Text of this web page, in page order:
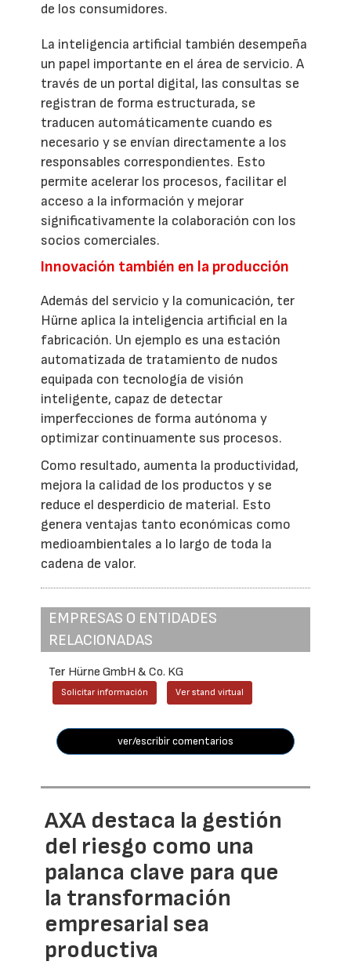
de los consumidores.
La inteligencia artificial también desempeña
un papel importante en el área de servicio. A
través de un portal digital, las consultas se
registran de forma estructurada, se
traducen automáticamente cuando es
necesario y se envían directamente a los
responsables correspondientes. Esto
permite acelerar los procesos, facilitar el
acceso a la información y mejorar
significativamente la colaboración con los
socios comerciales.
Innovación también en la producción
Además del servicio y la comunicación, ter
Hürne aplica la inteligencia artificial en la
fabricación. Un ejemplo es una estación
automatizada de tratamiento de nudos
equipada con tecnología de visión
inteligente, capaz de detectar
imperfecciones de forma autónoma y
optimizar continuamente sus procesos.
Como resultado, aumenta la productividad,
mejora la calidad de los productos y se
reduce el desperdicio de material. Esto
genera ventajas tanto económicas como
medioambientales a lo largo de toda la
cadena de valor.
EMPRESAS O ENTIDADES
RELACIONADAS
Ter Hürne GmbH & Co. KG
Solicitar información Ver stand virtual
ver/escribir comentarios
AXA destaca la gestión
del riesgo como una
palanca clave para que
la transformación
empresarial sea
productiva